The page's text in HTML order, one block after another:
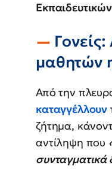
μαθητών
Από την
καταγγέλλουν
ζήτημα,
αντίληψη που
συνταγματικά